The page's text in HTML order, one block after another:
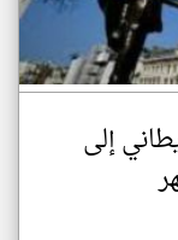
إلى